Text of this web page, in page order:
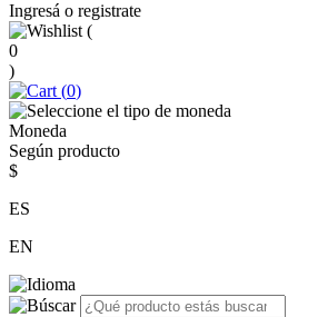
Ingresá o registrate
(
0
)
(0)
Moneda
Según producto
$
ES
EN